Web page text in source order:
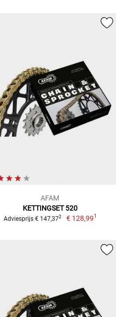
AFAM
KETTINGSET 520
Adviesprijs € 147,372 € 128,991